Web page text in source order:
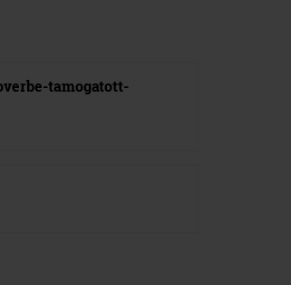
tamogatott-